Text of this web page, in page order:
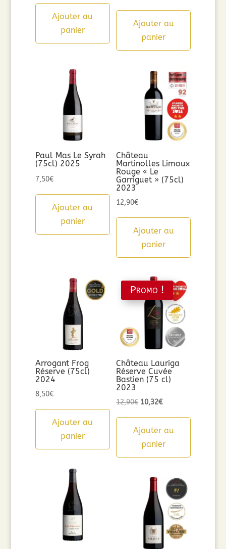
initial
était :
actuel
est :
Ajouter au
panier
Ajouter au
panier
Paul Mas Le Syrah
(75cl) 2025
7,50€
Ajouter au
panier
Château
Martinolles Limoux
Rouge « Le
Garriguet » (75cl)
2023
12,90€
Ajouter au
panier
Arrogant Frog
Réserve (75cl)
2024
8,50€
Ajouter au
panier
Promo !
Château Lauriga
Réserve Cuvée
Bastien (75 cl)
2023
12,90€ Le
initial
était :
10,32€Le
actuel
est :
Ajouter au
panier